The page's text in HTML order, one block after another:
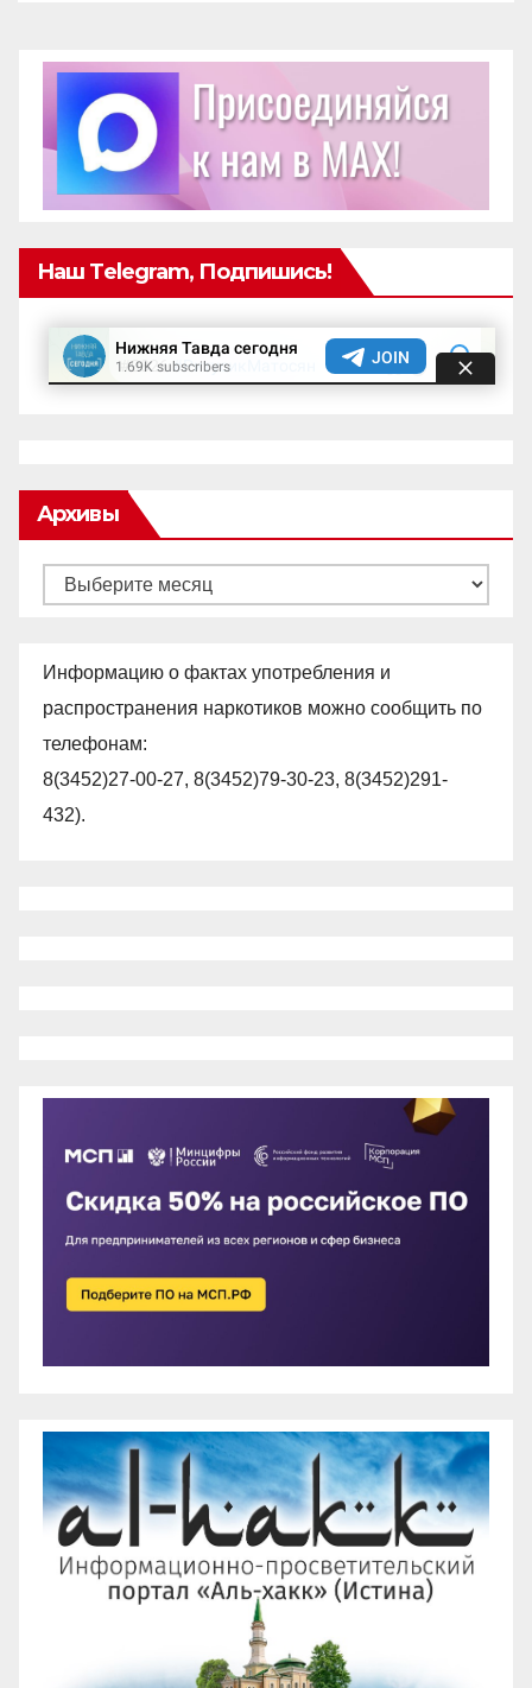
Наш Telegram, Подпишись!
Архивы
Архивы
Информацию о фактах употребления и
распространения наркотиков можно сообщить по
телефонам:
8(3452)27-00-27, 8(3452)79-30-23, 8(3452)291-
432).